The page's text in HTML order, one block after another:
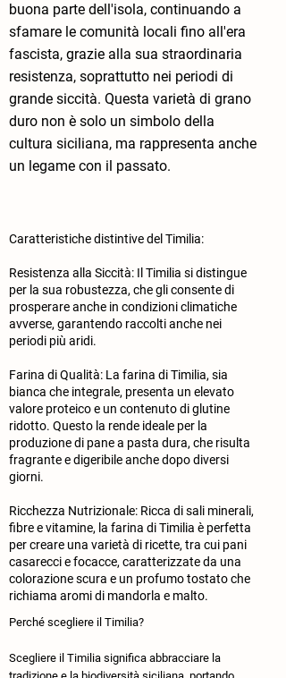
buona parte dell'isola, continuando a
sfamare le comunità locali fino all'era
fascista, grazie alla sua straordinaria
resistenza, soprattutto nei periodi di
grande siccità. Questa varietà di grano
duro non è solo un simbolo della
cultura siciliana, ma rappresenta anche
un legame con il passato.
Caratteristiche distintive del Timilia:
​Resistenza alla Siccità: Il Timilia si distingue
per la sua robustezza, che gli consente di
prosperare anche in condizioni climatiche
avverse, garantendo raccolti anche nei
periodi più aridi.
Farina di Qualità: La farina di Timilia, sia
bianca che integrale, presenta un elevato
valore proteico e un contenuto di glutine
ridotto. Questo la rende ideale per la
produzione di pane a pasta dura, che risulta
fragrante e digeribile anche dopo diversi
giorni.
Ricchezza Nutrizionale: Ricca di sali minerali,
fibre e vitamine, la farina di Timilia è perfetta
per creare una varietà di ricette, tra cui pani
casarecci e focacce, caratterizzate da una
colorazione scura e un profumo tostato che
richiama aromi di mandorla e malto.
Perché scegliere il Timilia?
​Scegliere il Timilia significa abbracciare la